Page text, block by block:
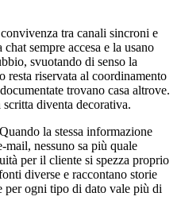
tra canali sincroni e
sempre accesa e la usano
svuotando di senso la
resta riservata al coordinamento
trovano casa altrove.
diventa decorativa.
la stessa informazione
nessuno sa più quale
per il cliente si spezza proprio
diverse e raccontano storie
per ogni tipo di dato vale più di